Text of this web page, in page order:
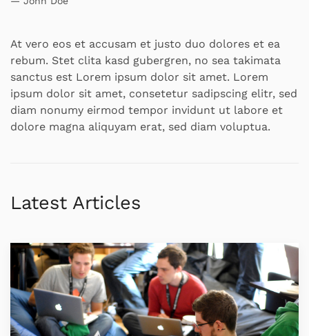
At vero eos et accusam et justo duo dolores et ea
rebum. Stet clita kasd gubergren, no sea takimata
sanctus est Lorem ipsum dolor sit amet. Lorem
ipsum dolor sit amet, consetetur sadipscing elitr, sed
diam nonumy eirmod tempor invidunt ut labore et
dolore magna aliquyam erat, sed diam voluptua.
Latest Articles